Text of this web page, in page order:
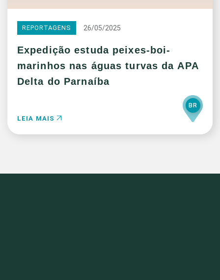
REPORTAGENS 26/05/2025
Expedição estuda peixes-boi-
marinhos nas águas turvas da APA
Delta do Parnaíba
LEIA MAIS
BR